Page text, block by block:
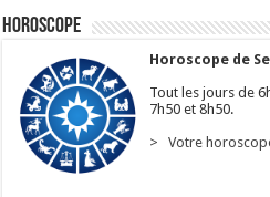
Horoscope
Horoscope de
Tout les jours de
7h50 et 8h50.
> Votre